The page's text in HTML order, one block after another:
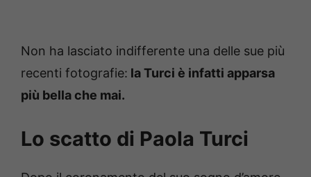
Non ha lasciato indifferente una delle sue più
recenti fotografie: la Turci è infatti apparsa
più bella che mai.
Lo scatto di Paola Turci